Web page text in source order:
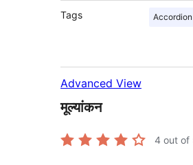
Tags Accordion
Advanced View
मूल्यांकन
4 out of